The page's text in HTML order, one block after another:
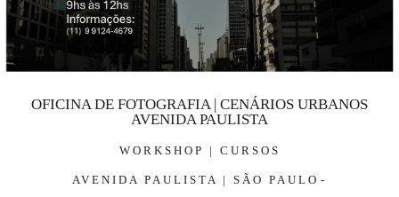
WORKSHOP | CURSOS
AVENIDA PAULISTA | SÃO PAULO
OFICINA DE FOTOGRAFIA | CENÁRIOS URBANOS
AVENIDA PAULISTA